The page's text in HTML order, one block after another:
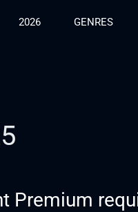
2026 GENRES
Premium